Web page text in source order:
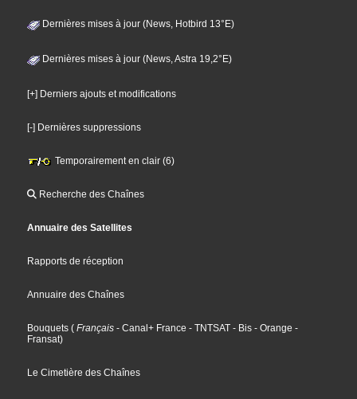
Dernières mises à jour (News, Hotbird 13°E)
Dernières mises à jour (News, Astra 19,2°E)
[+] Derniers ajouts et modifications
[-] Dernières suppressions
Temporairement en clair (6)
Recherche des Chaînes
Annuaire des Satellites
Rapports de réception
Annuaire des Chaînes
Bouquets ( Français - Canal+ France - TNTSAT - Bis - Orange -
Fransat)
Le Cimetière des Chaînes